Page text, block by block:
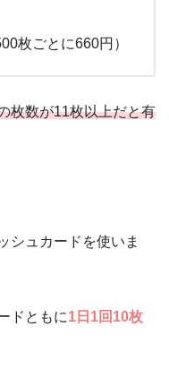
枚ごとに660円）
枚数が11枚以上だと有
シュカードを使いま
ドともに1日1回10枚